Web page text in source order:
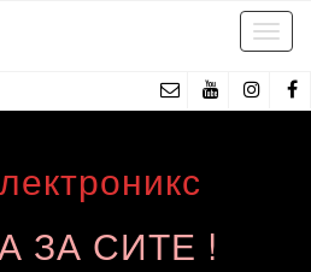
ЗА СИТЕ !